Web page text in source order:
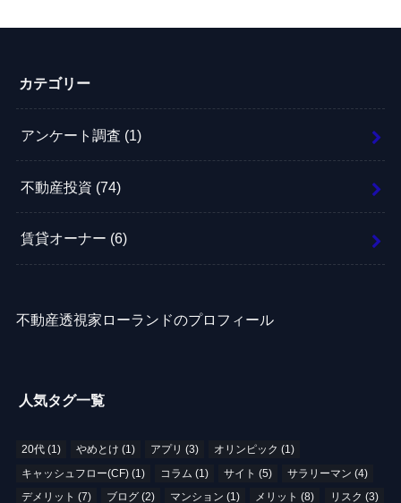
カテゴリー
アンケート調査 (1)
不動産投資 (74)
賃貸オーナー (6)
不動産透視家ローランドのプロフィール
人気タグ一覧
20代(1) やめとけ (1) アプリ (3) オリンピック (1)
キャッシュフロー(CF)(1) コラム (1) サイト (5) サラリーマン (4)
デメリット (7) ブログ (2) マンション (1) メリット (8) リスク (3)